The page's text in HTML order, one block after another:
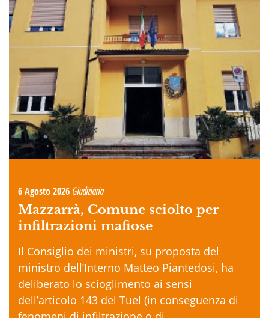
6 Agosto 2026 Giudiziaria
Mazzarrà, Comune sciolto per
infiltrazioni mafiose
Il Consiglio dei ministri, su proposta del
ministro dell’Interno Matteo Piantedosi, ha
deliberato lo scioglimento ai sensi
dell’articolo 143 del Tuel (in conseguenza di